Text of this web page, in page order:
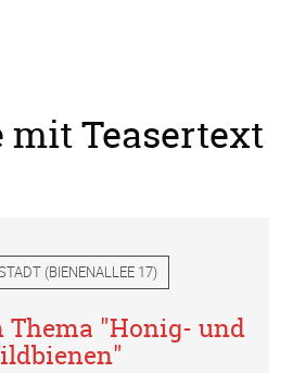
Teasertext
(BIENENALLEE 17)
Thema "Honig- und